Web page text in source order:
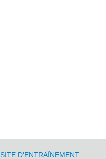
SITE D'ENTRAÎNEMENT